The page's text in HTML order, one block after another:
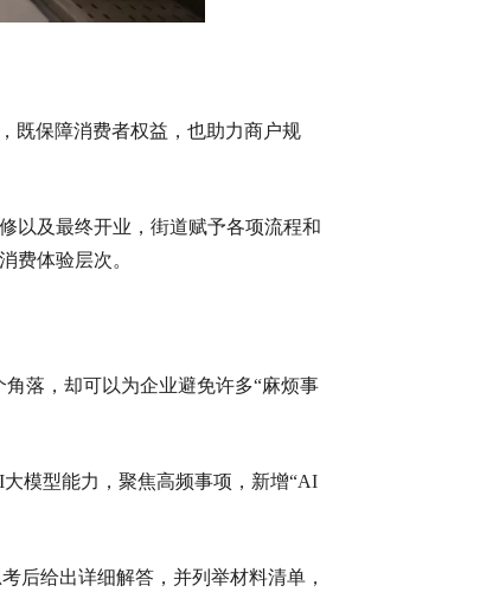
既保障消费者权益，也助力商户规
以及最终开业，街道赋予各项流程和
费体验层次。
落，却可以为企业避免许多“麻烦事
模型能力，聚焦高频事项，新增“AI
后给出详细解答，并列举材料清单，